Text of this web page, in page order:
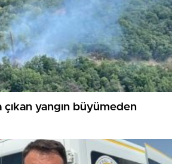
çıkan yangın büyümeden